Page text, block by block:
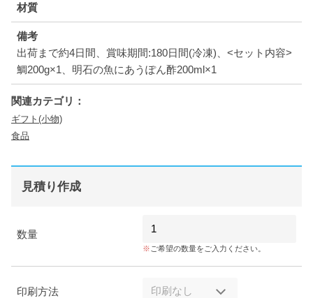
材質
備考
出荷まで約4日間、賞味期間:180日間(冷凍)、<セット内容>
鯛200g×1、明石の魚にあうぽん酢200ml×1
関連カテゴリ：
ギフト(小物)
食品
見積り作成
数量
ご希望の数量をご入力ください。
印刷方法